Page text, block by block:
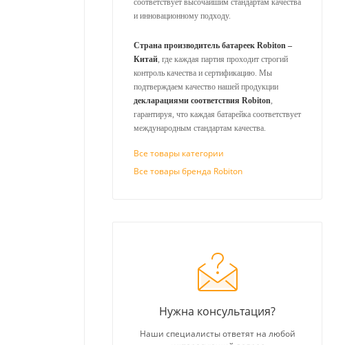
и инновационному подходу.
Страна производитель батареек Robiton –
Китай, где каждая партия проходит строгий
контроль качества и сертификацию. Мы
подтверждаем качество нашей продукции
декларациями соответствия Robiton,
гарантируя, что каждая батарейка соответствует
международным стандартам качества.
Все товары категории
Все товары бренда Robiton
Нужна консультация?
Наши специалисты ответят на любой